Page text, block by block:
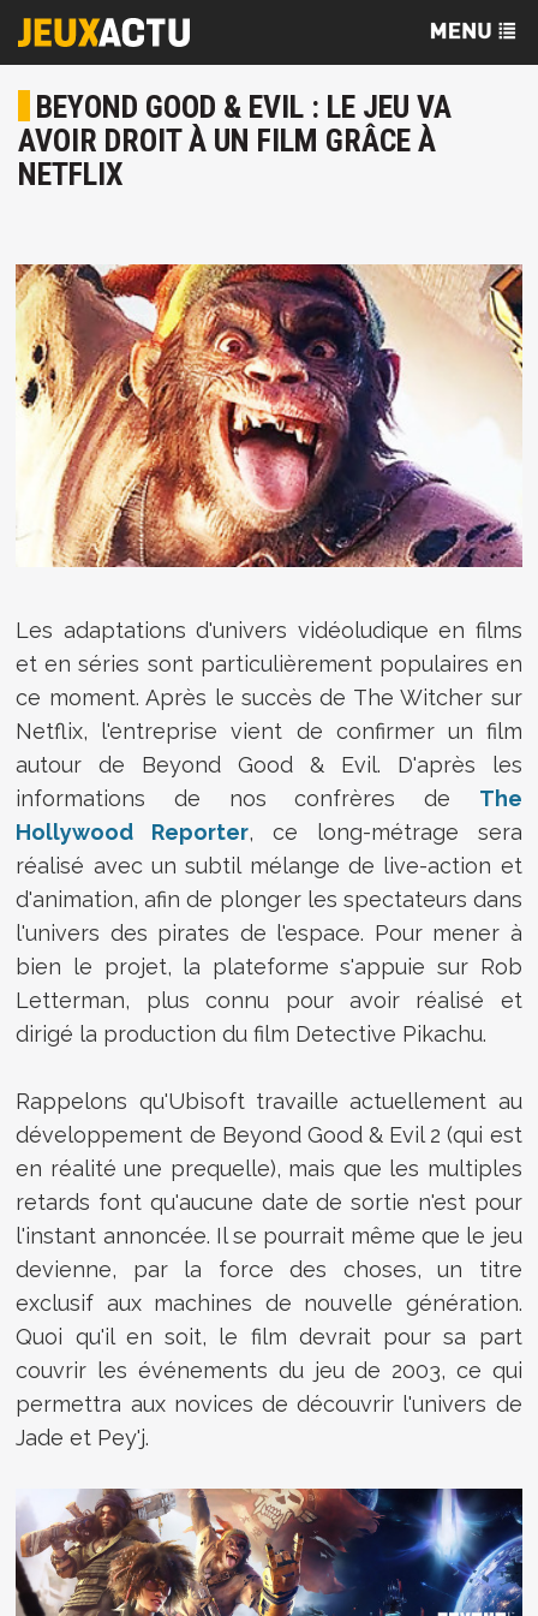
BEYOND GOOD & EVIL : LE JEU VA
AVOIR DROIT À UN FILM GRÂCE À
NETFLIX
Les adaptations d'univers vidéoludique en films
et en séries sont particulièrement populaires en
ce moment. Après le succès de The Witcher sur
Netflix, l'entreprise vient de confirmer un film
autour de Beyond Good & Evil. D'après les
informations de nos confrères de The
Hollywood Reporter, ce long-métrage sera
réalisé avec un subtil mélange de live-action et
d'animation, afin de plonger les spectateurs dans
l'univers des pirates de l'espace. Pour mener à
bien le projet, la plateforme s'appuie sur Rob
Letterman, plus connu pour avoir réalisé et
dirigé la production du film Detective Pikachu.
Rappelons qu'Ubisoft travaille actuellement au
développement de Beyond Good & Evil 2 (qui est
en réalité une prequelle), mais que les multiples
retards font qu'aucune date de sortie n'est pour
l'instant annoncée. Il se pourrait même que le jeu
devienne, par la force des choses, un titre
exclusif aux machines de nouvelle génération.
Quoi qu'il en soit, le film devrait pour sa part
couvrir les événements du jeu de 2003, ce qui
permettra aux novices de découvrir l'univers de
Jade et Pey'j.